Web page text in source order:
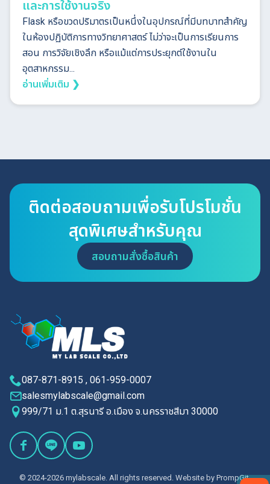
และการใช้งานจริง
Flask หรือขวดปริมาตรเป็นหนึ่งในอุปกรณ์ที่มีบทบาทสำคัญ
ในห้องปฏิบัติการทางวิทยาศาสตร์ ไม่ว่าจะเป็นการเรียนการ
สอน การวิจัยเชิงลึก หรือแม้แต่การประยุกต์ใช้งานใน
อุตสาหกรรม...
อ่านเพิ่มเติม ❯
ติดต่อสอบถามเพื่อรับโปรโมชั่น
สุดพิเศษสำหรับคุณ
สอบถามสั่งซื้อสินค้า
087-871-8915 , 061-959-0007
salesmylabscale@gmail.com
999/71 ม.1 ต.สุรนารี อ.เมือง จ.นครราชสีมา 30000
© 2024-2026 mylabscale. All rights reserved. Website by PrompGit.